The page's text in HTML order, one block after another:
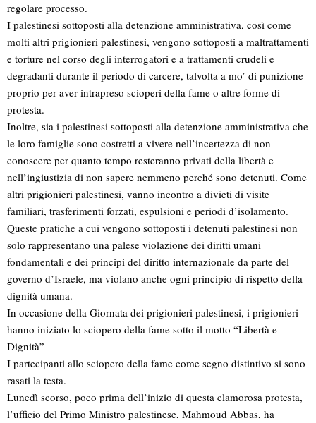
regolare processo.
I palestinesi sottoposti alla detenzione amministrativa, così come
molti altri prigionieri palestinesi, vengono sottoposti a maltrattamenti
e torture nel corso degli interrogatori e a trattamenti crudeli e
degradanti durante il periodo di carcere, talvolta a mo’ di punizione
proprio per aver intrapreso scioperi della fame o altre forme di
protesta.
Inoltre, sia i palestinesi sottoposti alla detenzione amministrativa che
le loro famiglie sono costretti a vivere nell’incertezza di non
conoscere per quanto tempo resteranno privati della libertà e
nell’ingiustizia di non sapere nemmeno perché sono detenuti. Come
altri prigionieri palestinesi, vanno incontro a divieti di visite
familiari, trasferimenti forzati, espulsioni e periodi d’isolamento.
Queste pratiche a cui vengono sottoposti i detenuti palestinesi non
solo rappresentano una palese violazione dei diritti umani
fondamentali e dei principi del diritto internazionale da parte del
governo d’Israele, ma violano anche ogni principio di rispetto della
dignità umana.
In occasione della Giornata dei prigionieri palestinesi, i prigionieri
hanno iniziato lo sciopero della fame sotto il motto “Libertà e
Dignità”
I partecipanti allo sciopero della fame come segno distintivo si sono
rasati la testa.
Lunedì scorso, poco prima dell’inizio di questa clamorosa protesta,
l’ufficio del Primo Ministro palestinese, Mahmoud Abbas, ha